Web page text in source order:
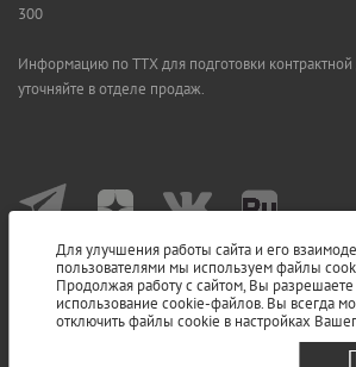
300
Информацию по ТТХ для подготовки контрактной
уточняйте в отделе продаж.
Для улучшения работы сайта и его
пользователями мы используем файлы
Продолжая работу с сайтом, Вы разрешаете
использование cookie-файлов. Вы всегда
отключить файлы cookie в настройках